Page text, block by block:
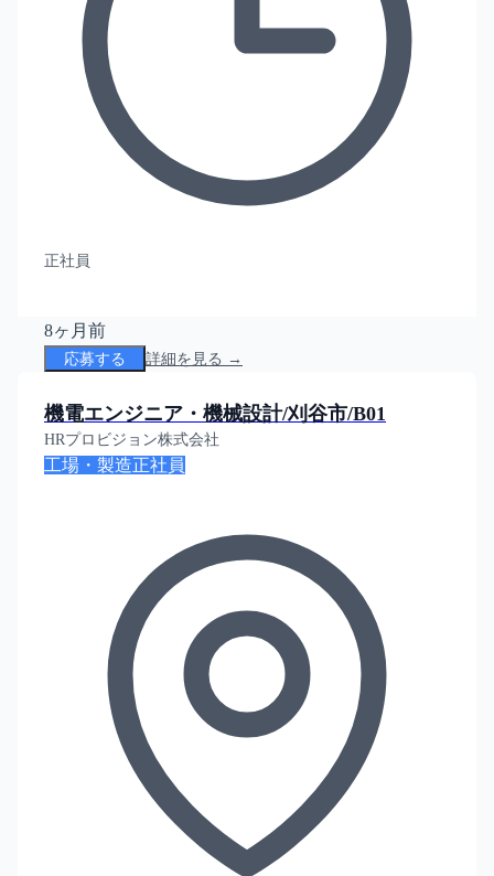
正社員
8ヶ月前
応募する 詳細を見る →
機電エンジニア・機械設計/刈谷市/B01
HRプロビジョン株式会社
工場・製造正社員